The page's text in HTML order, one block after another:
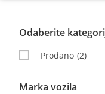
Odaberite
Prodano (2)
Marka vozila